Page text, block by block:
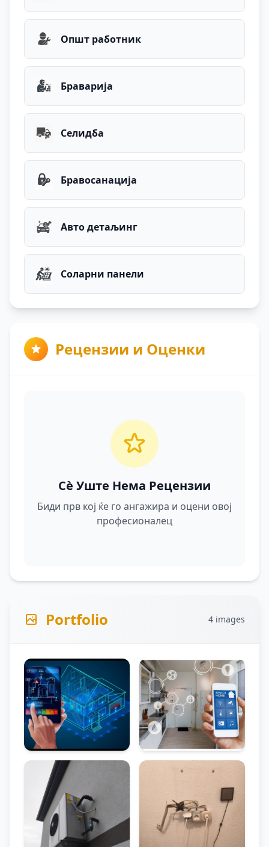
Општ работник
Браварија
Селидба
Бравосанација
Авто детаљинг
Соларни панели
Рецензии и Оценки
Сè Уште Нема Рецензии
Биди прв кој ќе го ангажира и оцени овој
професионалец
Portfolio 4 images